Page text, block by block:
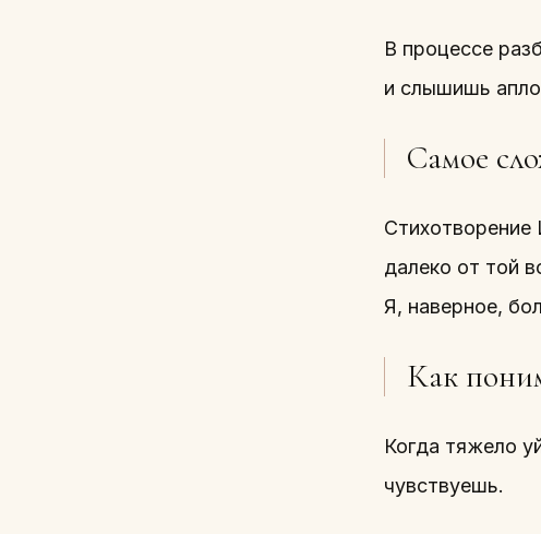
В процессе
и слышишь
Самое
Стихотворение
далеко от той
Я, наверное,
Как
Когда тяжело
чувствуешь.